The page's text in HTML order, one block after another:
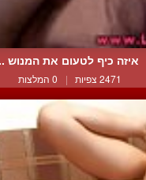
איזה כיף לטעום את המנוש
2471 צפיות | 0 המלצות